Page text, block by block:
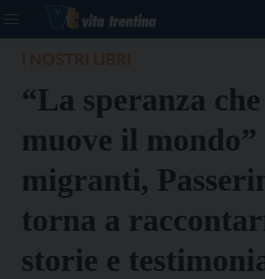
“La speranza che
muove il mondo”
migranti,
torna a
storie e